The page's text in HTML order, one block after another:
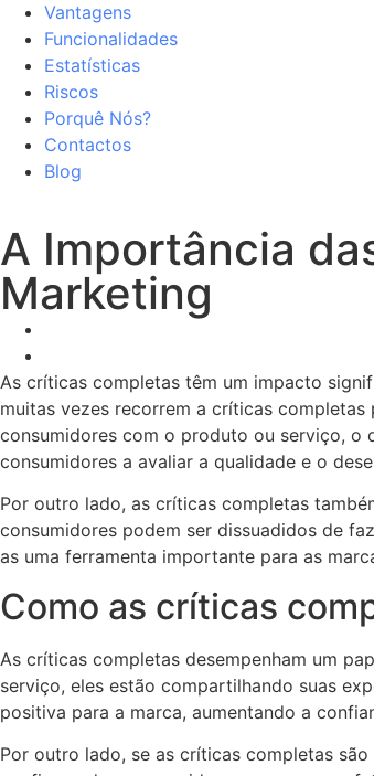
Vantagens
Funcionalidades
Estatísticas
Riscos
Porquê Nós?
Contactos
Blog
A Importância
Marketing
As críticas completas têm um impacto
muitas vezes recorrem a críticas
consumidores com o produto ou serviço, o
consumidores a avaliar a qualidade e o
Por outro lado, as críticas completas
consumidores podem ser dissuadidos de
as uma ferramenta importante para as
Como as críticas
As críticas completas desempenham um
serviço, eles estão compartilhando suas
positiva para a marca, aumentando a
Por outro lado, se as críticas completas